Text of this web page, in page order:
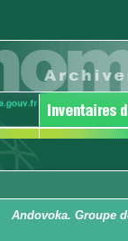
Andovoka. Groupe